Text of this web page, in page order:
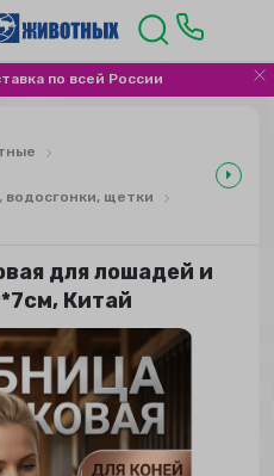
по всей России
водосгонки, щетки
для лошадей и
Китай